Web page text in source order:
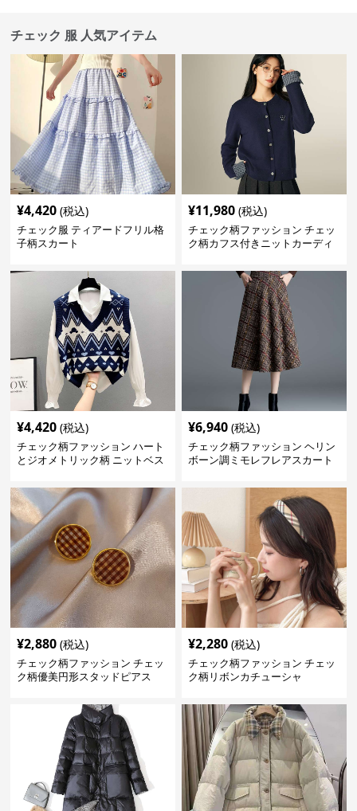
チェック 服 人気アイテム
¥4,420 (税込)
チェック服 ティアードフリル格
子柄スカート
¥11,980 (税込)
チェック柄ファッション チェッ
ク柄カフス付きニットカーディ
¥4,420 (税込)
チェック柄ファッション ハート
とジオメトリック柄 ニットベス
¥6,940 (税込)
チェック柄ファッション ヘリン
ボーン調ミモレフレアスカート
¥2,880 (税込)
チェック柄ファッション チェッ
ク柄優美円形スタッドピアス
¥2,280 (税込)
チェック柄ファッション チェッ
ク柄リボンカチューシャ